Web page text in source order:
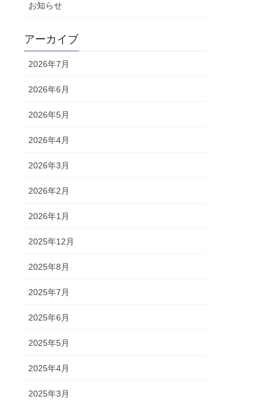
お知らせ
アーカイブ
2026年7月
2026年6月
2026年5月
2026年4月
2026年3月
2026年2月
2026年1月
2025年12月
2025年8月
2025年7月
2025年6月
2025年5月
2025年4月
2025年3月